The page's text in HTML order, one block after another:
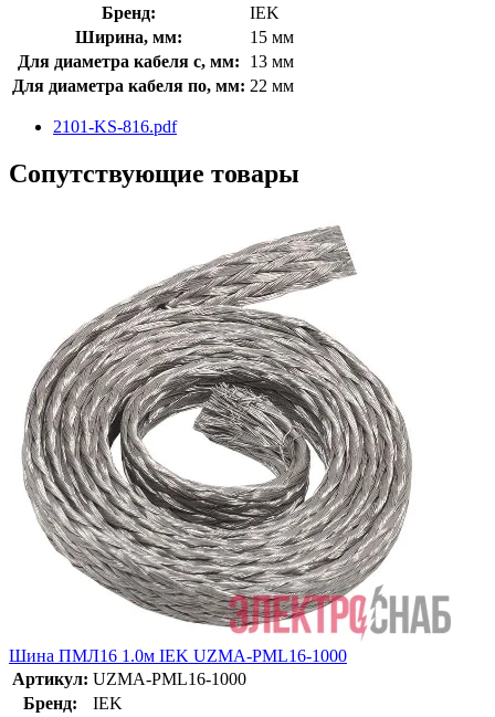
Бренд:
IEK
Ширина, мм:
15 мм
Для диаметра кабеля с, мм:
13 мм
Для диаметра кабеля по, мм: 22 мм
2101-KS-816.pdf
Сопутствующие товары
Шина ПМЛ16 1.0м IEK UZMA-PML16-1000
Артикул: UZMA-PML16-1000
Бренд:
IEK